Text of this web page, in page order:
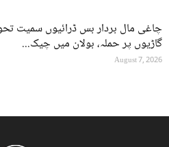
چاغی مال بردار بس ڈرائیوں سمیت
گاڑیوں پر حملہ، بولان میں چیک...
August 7, 2026